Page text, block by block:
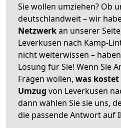
Sie wollen umziehen? Ob
deutschlandweit – wir
Netzwerkan unserer
Leverkusen nach Kamp-
nicht weiterwissen –
Lösung für Sie! Wenn Sie
Fragen wollen, was
Umzug von Leverkusen
dann wählen Sie sie uns,
die passende Antwort auf